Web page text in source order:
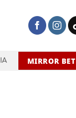
MIRROR BET